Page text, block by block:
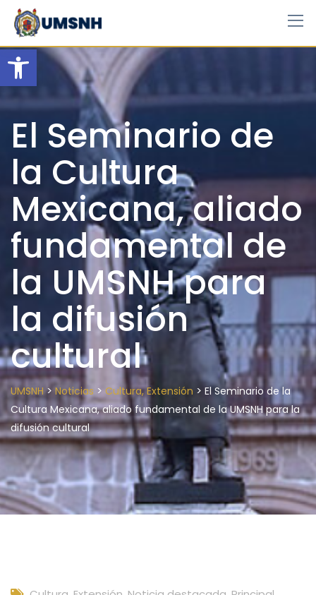
Open toolbar
Skip
content
El Seminario de
la Cultura
Mexicana, aliado
fundamental de
la UMSNH para
la difusión
cultural
UMSNH> Noticias > Cultura, Extensión > El Seminario de la
Cultura Mexicana, aliado fundamental de la UMSNH para la
difusión cultural